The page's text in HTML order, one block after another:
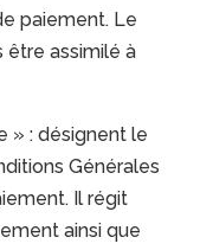
paiement. Le
être assimilé à
» : désignent le
Générales
Il régit
ainsi que